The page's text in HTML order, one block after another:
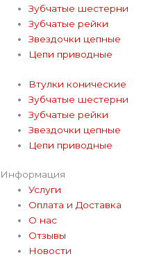
Зубчатые шестерни
Зубчатые рейки
Звездочки цепные
Цепи приводные
Втулки конические
Зубчатые шестерни
Зубчатые рейки
Звездочки цепные
Цепи приводные
Информация
Услуги
Оплата и Доставка
О нас
Отзывы
Новости